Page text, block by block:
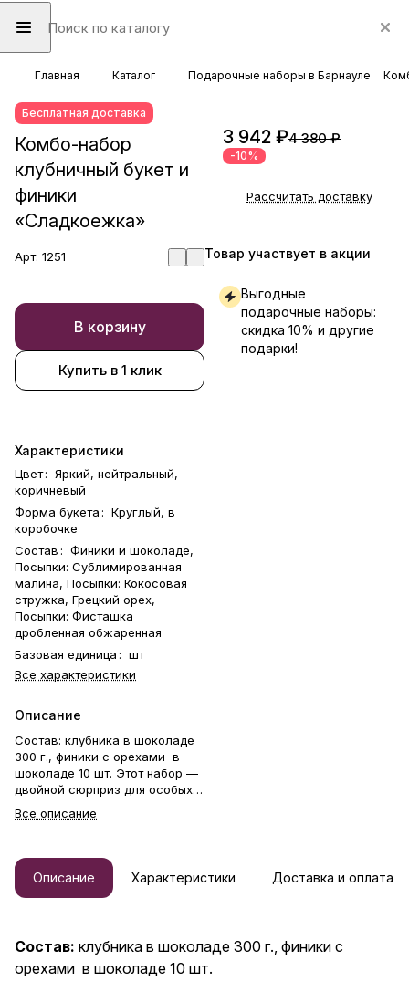
Главная Каталог Подарочные наборы в Барнауле
Бесплатная доставка
Комбо-набор
клубничный букет и
финики
«Сладкоежка»
Арт. 1251
В корзину
Купить в 1 клик
Характеристики
Цвет: Яркий, нейтральный,
коричневый
Форма букета : Круглый, в
коробочке
Состав : Финики и шоколаде,
Посыпки: Сублимированная
малина, Посыпки: Кокосовая
стружка, Грецкий орех,
Посыпки: Фисташка
дробленная обжаренная
Базовая единица : шт
Все характеристики
Описание
Состав: клубника в шоколаде
300 г., финики с орехами в
шоколаде 10 шт. Этот набор —
двойной сюрприз для особых
свежие цветы и коробочка с
медово-сладкие финики в
благородном шоколаде с
богатым, глубоким вкусом и
февраля (День Святого
Валентина), День рождения, 8
Все описание
3 942 ₽4 380 ₽
-10%
Рассчитать доставку
Товар участвует в акции
Выгодные
подарочные наборы:
скидка 10% и другие
подарки!
Описание Характеристики Доставка и оплата
Состав: клубника в шоколаде 300 г., финики с
орехами в шоколаде 10 шт.